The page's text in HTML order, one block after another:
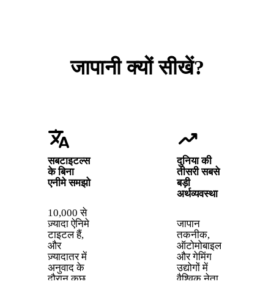
जापानी क्यों सीखें?
translate
सबटाइटल्स
के बिना
एनीमे समझो
10,000 से
ज़्यादा ऐनिमे
टाइटल हैं,
और
ज़्यादातर में
अनुवाद के
दौरान कुछ
trending_up
दुनिया की
तीसरी सबसे
बड़ी
अर्थव्यवस्था
जापान
तकनीक,
ऑटोमोबाइल
और गेमिंग
उद्योगों में
वैश्विक नेता